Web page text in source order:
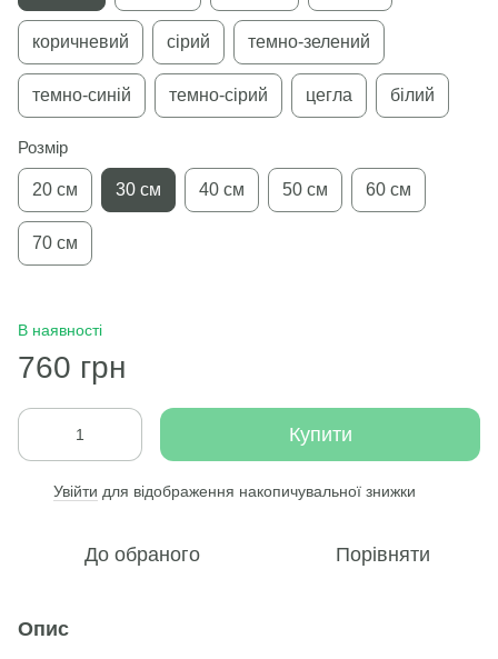
коричневий сірий темно-зелений
темно-синій темно-сірий цегла білий
Розмір
20 см 30 см 40 см 50 см 60 см
70 см
В наявності
760 грн
Купити
Увійти для відображення накопичувальної знижки
До обраного Порівняти
Опис